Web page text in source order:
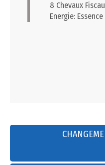
8 Chevaux
Energie: Essence